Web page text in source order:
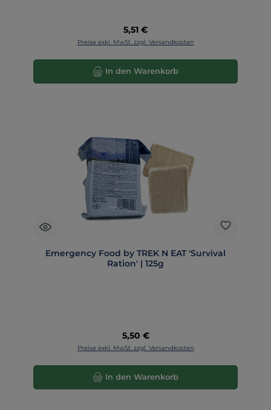
Regulärer Preis:
5,51 €
Preise exkl. MwSt. zzgl. Versandkosten
In den Warenkorb
Emergency Food by TREK N EAT 'Survival
Ration' | 125g
Regulärer Preis:
5,50 €
Preise exkl. MwSt. zzgl. Versandkosten
In den Warenkorb